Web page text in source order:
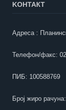
KOНТАКТ
Адреса :
Телефон/факс:
ПИБ: 100588769
Број жиро